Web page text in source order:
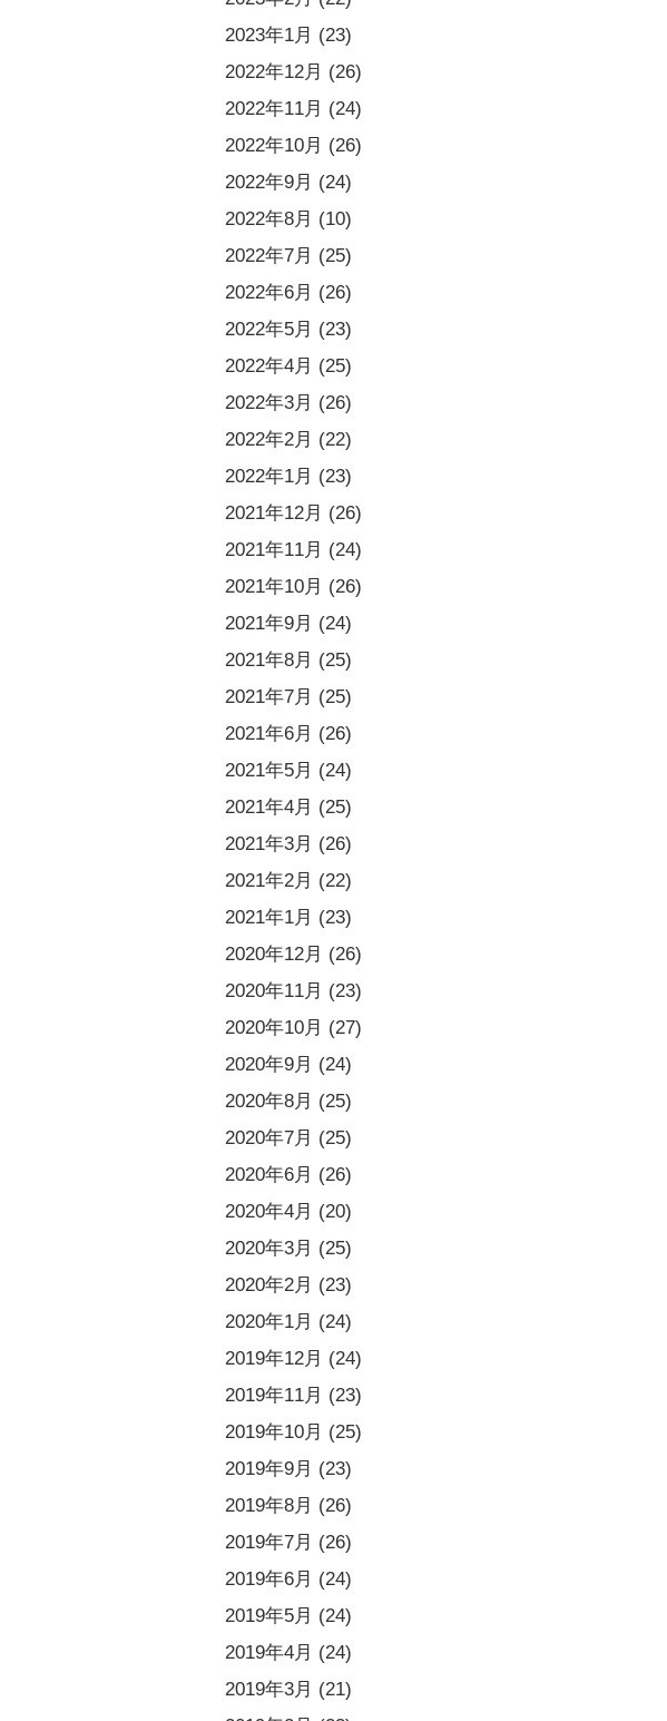
2023年1月 (23)
2022年12月 (26)
2022年11月 (24)
2022年10月 (26)
2022年9月 (24)
2022年8月 (10)
2022年7月 (25)
2022年6月 (26)
2022年5月 (23)
2022年4月 (25)
2022年3月 (26)
2022年2月 (22)
2022年1月 (23)
2021年12月 (26)
2021年11月 (24)
2021年10月 (26)
2021年9月 (24)
2021年8月 (25)
2021年7月 (25)
2021年6月 (26)
2021年5月 (24)
2021年4月 (25)
2021年3月 (26)
2021年2月 (22)
2021年1月 (23)
2020年12月 (26)
2020年11月 (23)
2020年10月 (27)
2020年9月 (24)
2020年8月 (25)
2020年7月 (25)
2020年6月 (26)
2020年4月 (20)
2020年3月 (25)
2020年2月 (23)
2020年1月 (24)
2019年12月 (24)
2019年11月 (23)
2019年10月 (25)
2019年9月 (23)
2019年8月 (26)
2019年7月 (26)
2019年6月 (24)
2019年5月 (24)
2019年4月 (24)
2019年3月 (21)